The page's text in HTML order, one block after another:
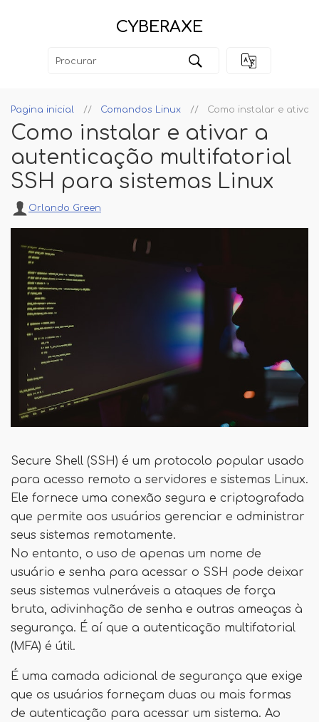
CYBERAXE
Pagina inicial Comandos Linux Como instalar e ativar
Como instalar e ativar a
autenticação multifatorial
SSH para sistemas Linux
Orlando Green
Secure Shell (SSH) é um protocolo popular usado
para acesso remoto a servidores e sistemas Linux.
Ele fornece uma conexão segura e criptografada
que permite aos usuários gerenciar e administrar
seus sistemas remotamente.
No entanto, o uso de apenas um nome de
usuário e senha para acessar o SSH pode deixar
seus sistemas vulneráveis ​​a ataques de força
bruta, adivinhação de senha e outras ameaças à
segurança. É aí que a autenticação multifatorial
(MFA) é útil.
É uma camada adicional de segurança que exige
que os usuários forneçam duas ou mais formas
de autenticação para acessar um sistema. Ao